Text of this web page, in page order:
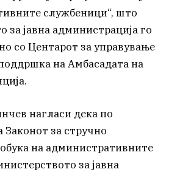
службеници“, што
за јавна администрација го
со Центарот за управување
на Амбасадата на
нагласи дека по
Законот за стручно
на административните
за јавна